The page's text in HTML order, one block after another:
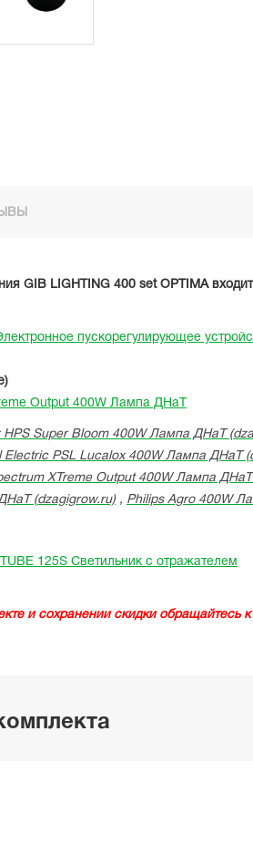
GIB LIGHTING 400 set OPTIMA
пускорегулирующее
Output 400W Лампа ДНаТ
HPS Super Bloom 400W Лампа ДНаТ
Electric PSL Lucalox 400W Лампа ДНаТ
XTreme Output 400W Лампа
(dzagigrow.ru), Philips Agro 400W
125S Светильник с отражателем
и сохранении скидки обращайтесь к